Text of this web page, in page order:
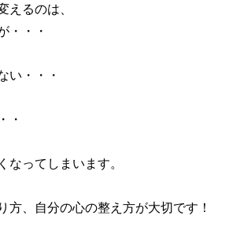
えるのは、
・・・
い・・・
・
なってしまいます。
方、自分の心の整え方が大切です！